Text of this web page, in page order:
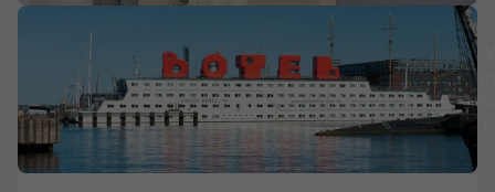
Agências
Contactos
Apoio ao cliente em Portugal
218 925 471